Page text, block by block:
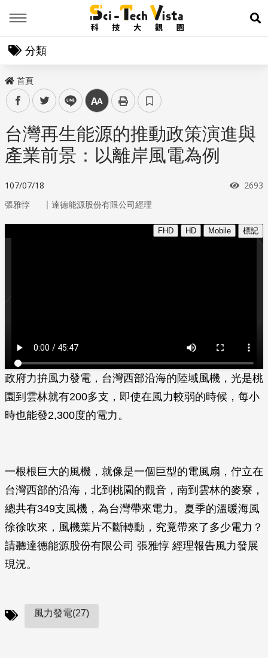
展
分類
首頁
facebooktwitter line 中
台灣再生能源的推動政策演進與
產業前景：以離岸風電為例
107/07/18 瀏覽
2693
張雅惇 ｜ 達德能源股份有限公司經理
政府力拚風力發電，台灣西部沿海的陸域風機，光是桃
園到雲林就有200多支，即使在風力較弱的時候，每小
時也能發2,300度的電力。
一根根巨大的風機，就像是一個巨型的電風扇，佇立在
台灣西部的沿海，北到桃園的觀音，南到雲林的麥寮，
總共有349支風機，為台灣帶來電力。夏季的溫暖海風
徐徐吹來，風機葉片不斷轉動，究竟帶來了多少電力？
請聽達德能源股份有限公司 張雅惇 經理報告風力發展
現況。
風力發電(27)